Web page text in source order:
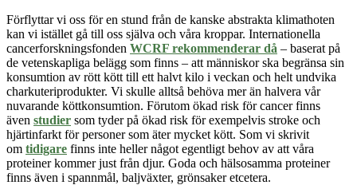
Förflyttar vi oss för en stund från de kanske abstrakta klimathoten
kan vi istället gå till oss själva och våra kroppar. Internationella
cancerforskningsfonden WCRF rekommenderar då – baserat på
de vetenskapliga belägg som finns – att människor ska begränsa sin
konsumtion av rött kött till ett halvt kilo i veckan och helt undvika
charkuteriprodukter. Vi skulle alltså behöva mer än halvera vår
nuvarande köttkonsumtion. Förutom ökad risk för cancer finns
även studier som tyder på ökad risk för exempelvis stroke och
hjärtinfarkt för personer som äter mycket kött. Som vi skrivit
om tidigare finns inte heller något egentligt behov av att våra
proteiner kommer just från djur. Goda och hälsosamma proteiner
finns även i spannmål, baljväxter, grönsaker etcetera.